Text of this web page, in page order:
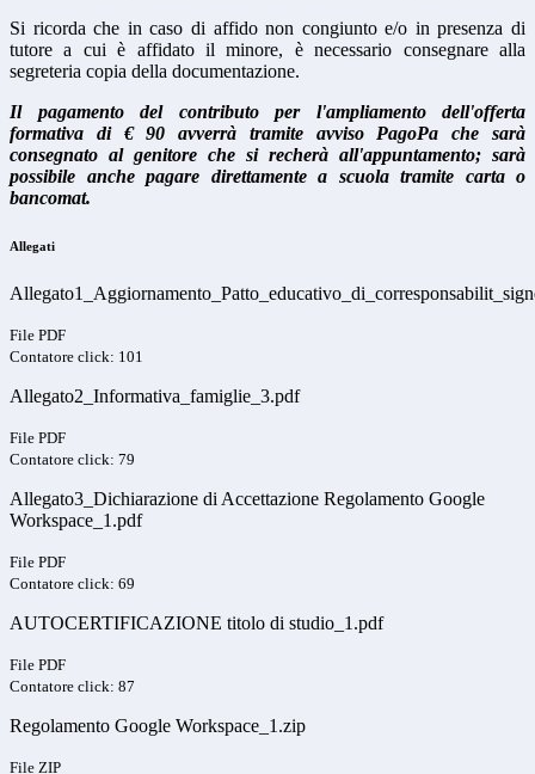
Si ricorda che in caso di affido non congiunto e/o in presenza di
tutore a cui è affidato il minore, è necessario consegnare alla
segreteria copia della documentazione.
Il pagamento del contributo per l'ampliamento dell'offerta
formativa di € 90 avverrà tramite avviso PagoPa che sarà
consegnato al genitore che si recherà all'appuntamento; sarà
possibile anche pagare direttamente a scuola tramite carta o
bancomat.
Allegati
File PDF
Contatore click: 101
Allegato2_Informativa_famiglie_3.pdf
File PDF
Contatore click: 79
Allegato3_Dichiarazione di Accettazione Regolamento Google
Workspace_1.pdf
File PDF
Contatore click: 69
AUTOCERTIFICAZIONE titolo di studio_1.pdf
File PDF
Contatore click: 87
Regolamento Google Workspace_1.zip
File ZIP